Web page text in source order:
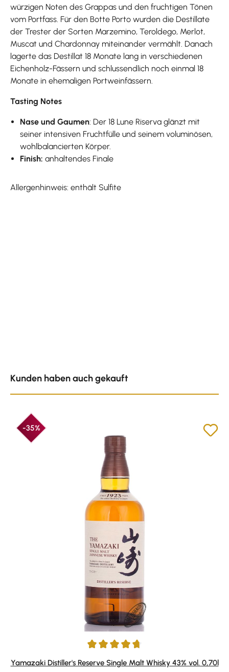
würzigen Noten des Grappas und den fruchtigen Tönen
vom Portfass. Für den Botte Porto wurden die Destillate
der Trester der Sorten Marzemino, Teroldego, Merlot,
Muscat und Chardonnay miteinander vermählt. Danach
lagerte das Destillat 18 Monate lang in verschiedenen
Eichenholz-Fässern und schlussendlich noch einmal 18
Monate in ehemaligen Portweinfässern.
Tasting Notes
Nase und Gaumen: Der 18 Lune Riserva glänzt mit
seiner intensiven Fruchtfülle und seinem voluminösen,
wohlbalancierten Körper.
Finish:anhaltendes Finale
Allergenhinweis: enthält Sulfite
Kunden haben auch gekauft
-35%
Durchschnittliche Bewertung von 4.81 von 5 Sternen
Yamazaki Distiller's Reserve Single Malt Whisky 43% vol. 0,70l